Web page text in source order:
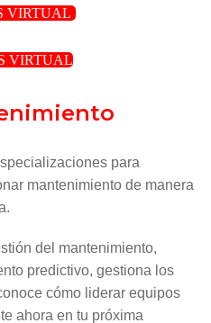
VIRTUAL
VIRTUAL
para
mantenimiento de manera
del mantenimiento,
predictivo, gestiona los
cómo liderar equipos
ahora en tu próxima